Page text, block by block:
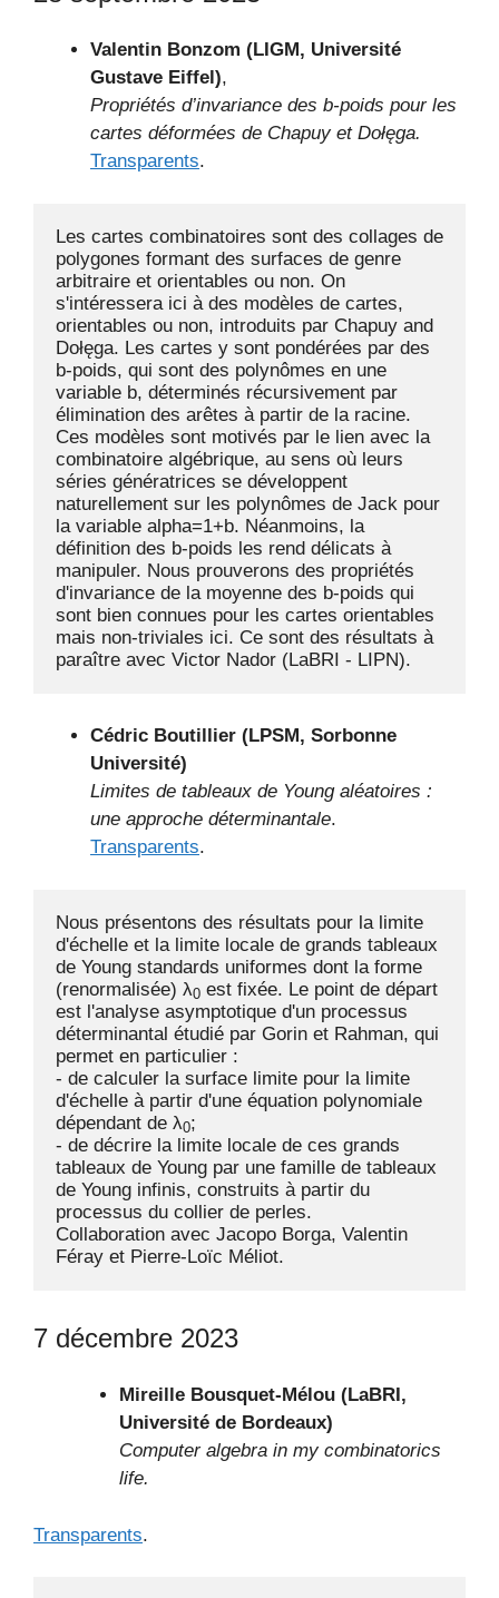
Valentin Bonzom (LIGM, Université
Gustave Eiffel),
Propriétés d’invariance des b-poids pour les
cartes déformées de Chapuy et Dołęga.
Transparents.
Les cartes combinatoires sont des collages de
polygones formant des surfaces de genre
arbitraire et orientables ou non. On
s'intéressera ici à des modèles de cartes,
orientables ou non, introduits par Chapuy and
Dołęga. Les cartes y sont pondérées par des
b-poids, qui sont des polynômes en une
variable b, déterminés récursivement par
élimination des arêtes à partir de la racine.
Ces modèles sont motivés par le lien avec la
combinatoire algébrique, au sens où leurs
séries génératrices se développent
naturellement sur les polynômes de Jack pour
la variable alpha=1+b. Néanmoins, la
définition des b-poids les rend délicats à
manipuler. Nous prouverons des propriétés
d'invariance de la moyenne des b-poids qui
sont bien connues pour les cartes orientables
mais non-triviales ici. Ce sont des résultats à
paraître avec Victor Nador (LaBRI - LIPN).
Cédric Boutillier (LPSM, Sorbonne
Université)
Limites de tableaux de Young aléatoires :
une approche déterminantale.
Transparents.
Nous présentons des résultats pour la limite
d'échelle et la limite locale de grands tableaux
de Young standards uniformes dont la forme
(renormalisée) λ0 est fixée. Le point de départ
est l'analyse asymptotique d'un processus
déterminantal étudié par Gorin et Rahman, qui
permet en particulier :
- de calculer la surface limite pour la limite
d'échelle à partir d'une équation polynomiale
dépendant de λ0;
- de décrire la limite locale de ces grands
tableaux de Young par une famille de tableaux
de Young infinis, construits à partir du
processus du collier de perles.
Collaboration avec Jacopo Borga, Valentin
Féray et Pierre-Loïc Méliot.
7 décembre 2023
Mireille Bousquet-Mélou (LaBRI,
Université de Bordeaux)
Computer algebra in my combinatorics
life.
Transparents.